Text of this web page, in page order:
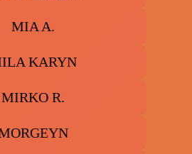
MIA A.
KARYN
MIRKO R.